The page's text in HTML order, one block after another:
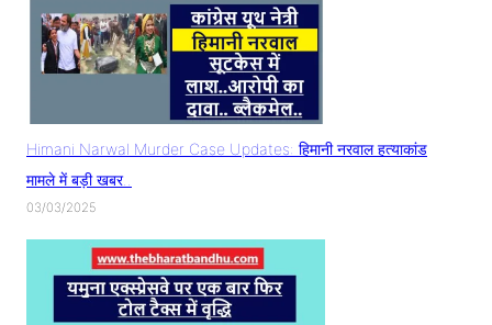
Himani Narwal Murder Case Updates: हिमानी नरवाल हत्याकांड
मामले में बड़ी खबर..
03/03/2025